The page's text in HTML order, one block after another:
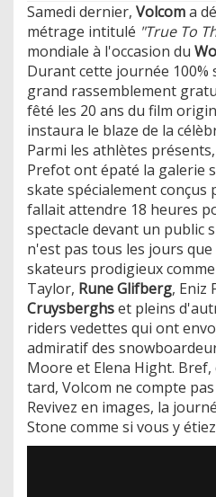
Samedi dernier, Volcoma
métrage intitulé "True To
mondiale à l'occasion du
Durant cette journée 100%
grand rassemblement
fêté les 20 ans du film
instaura le blaze de la
Parmi les athlètes
Prefot ont épaté la galerie
skate spécialement conçus
fallait attendre 18 heures
spectacle devant un public
n'est pas tous les jours que
skateurs prodigieux comme
Taylor, Rune Glifberg, Eniz
Cruysberghset pleins
riders vedettes qui ont
admiratif des
Moore et Elena Hight. Bref,
tard, Volcom ne compte
Revivez en images, la
Stone comme si vous y